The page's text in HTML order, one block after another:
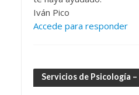
Iván Pico
Accede para responder
Servicios de Psicología